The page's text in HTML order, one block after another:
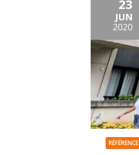
23
JUN
2020
RÉFÉRENCE